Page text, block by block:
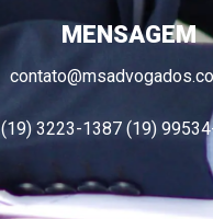
MENSAGEM
(19) 3223-1387 (19) 99534-